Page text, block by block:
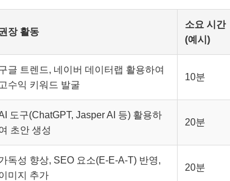
장 활동
소요 시간
(예시)
글 트렌드, 네이버 데이터랩 활용하여
고수익 키워드 발굴
10분
도구(ChatGPT, Jasper AI 등) 활용하
초안 생성
20분
독성 향상, SEO 요소(E-E-A-T) 반영,
미지 추가
20분